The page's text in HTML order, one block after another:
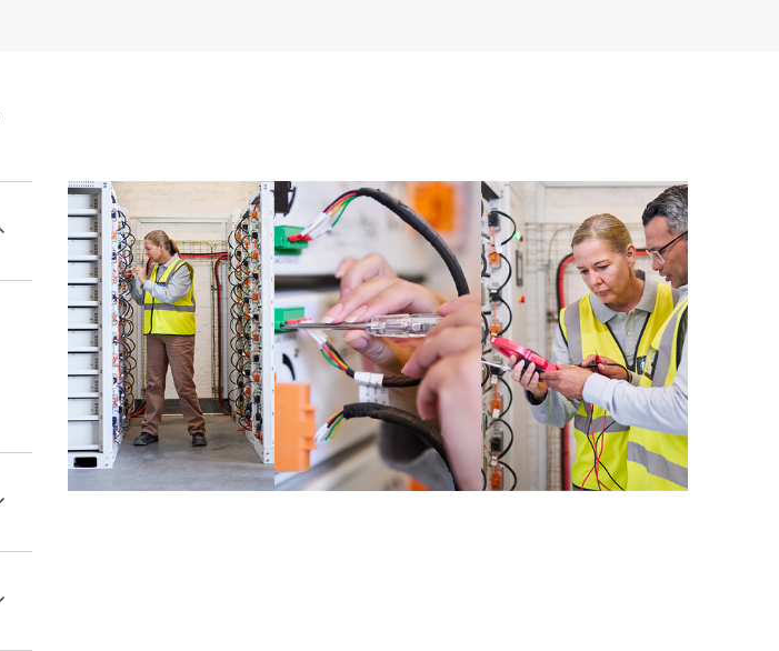
ressources HPE qui favoriseront l’excellence opérationnelle et l’optimisation des
performances de la périphérie au cloud.